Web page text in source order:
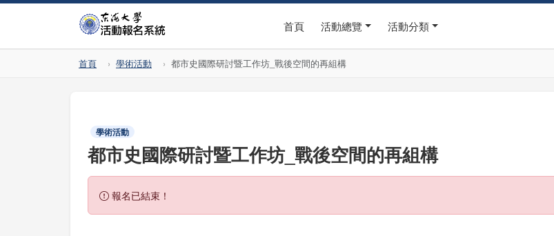
首頁 活動總覽 活動分類
首頁 學術活動 都市史國際研討暨工作坊_戰後空間的再組構
學術活動
都市史國際研討暨工作坊_戰後空間的再組構
報名已結束！